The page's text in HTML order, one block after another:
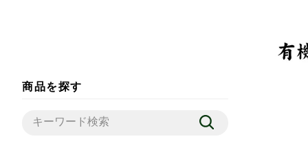
商品を探す